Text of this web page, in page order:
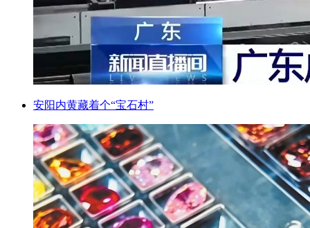
安阳内黄藏着个“宝石村”